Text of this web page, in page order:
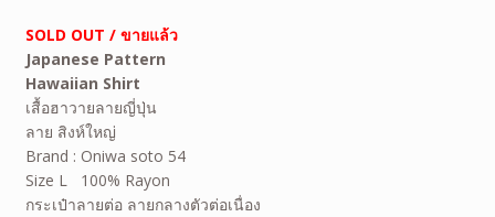
SOLD OUT / ขายแล้ว
Japanese Pattern
Hawaiian Shirt
เสื้อฮาวายลายญี่ปุ่น
ลาย สิงห์ใหญ่
Brand : Oniwa soto 54
Size L 100% Rayon
กระเป๋าลายต่อ ลายกลางตัวต่อเนื่อง